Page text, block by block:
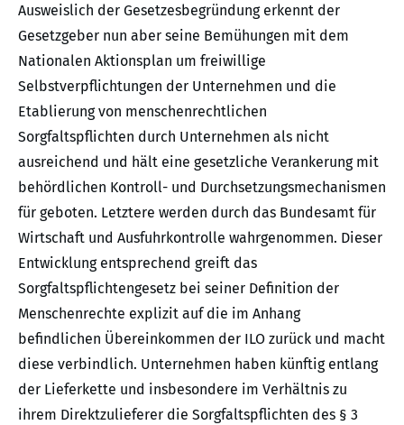
Ausweislich der Gesetzesbegründung erkennt der
Gesetzgeber nun aber seine Bemühungen mit dem
Nationalen Aktionsplan um freiwillige
Selbstverpflichtungen der Unternehmen und die
Etablierung von menschenrechtlichen
Sorgfaltspflichten durch Unternehmen als nicht
ausreichend und hält eine gesetzliche Verankerung mit
behördlichen Kontroll- und Durchsetzungsmechanismen
für geboten. Letztere werden durch das Bundesamt für
Wirtschaft und Ausfuhrkontrolle wahrgenommen. Dieser
Entwicklung entsprechend greift das
Sorgfaltspflichtengesetz bei seiner Definition der
Menschenrechte explizit auf die im Anhang
befindlichen Übereinkommen der ILO zurück und macht
diese verbindlich. Unternehmen haben künftig entlang
der Lieferkette und insbesondere im Verhältnis zu
ihrem Direktzulieferer die Sorgfaltspflichten des § 3